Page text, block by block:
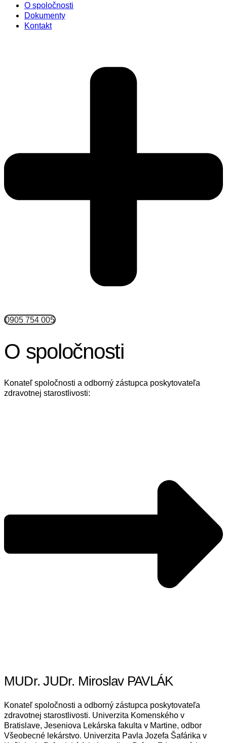
O spoločnosti
Dokumenty
Kontakt
0905 754 005
O spoločnosti
Konateľ spoločnosti a odborný zástupca poskytovateľa
zdravotnej starostlivosti:
MUDr. JUDr. Miroslav PAVLÁK
Konateľ spoločnosti a odborný zástupca poskytovateľa
zdravotnej starostlivosti. Univerzita Komenského v
Bratislave, Jeseniova Lekárska fakulta v Martine, odbor
Všeobecné lekárstvo. Univerzita Pavla Jozefa Šafárika v